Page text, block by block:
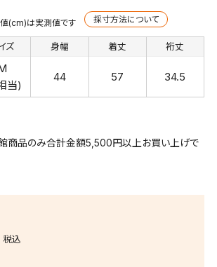
(cm)は実測値です 採寸方法について
ズ
当)
身幅
44
着丈
57
裄丈
34.5
商品のみ合計金額5,500円以上お買い上げで
税込